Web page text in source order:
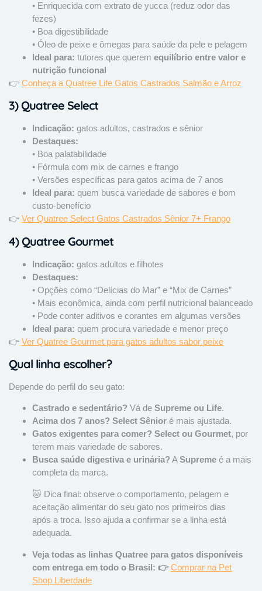
• Enriquecida com extrato de yucca (reduz odor das
fezes)
• Boa digestibilidade
• Óleo de peixe e ômegas para saúde da pele e pelagem
Ideal para: tutores que querem equilíbrio entre valor e
nutrição funcional
👉 Conheça a Quatree Life Gatos Castrados Salmão e Arroz
3)Quatree Select
Indicação: gatos adultos, castrados e sênior
Destaques:
• Boa palatabilidade
• Fórmula com mix de carnes e frango
• Versões específicas para gatos acima de 7 anos
Ideal para: quem busca variedade de sabores e bom
custo-benefício
👉 Ver Quatree Select Gatos Castrados Sênior 7+ Frango
4)Quatree Gourmet
Indicação: gatos adultos e filhotes
Destaques:
• Opções como “Delícias do Mar” e “Mix de Carnes”
• Mais econômica, ainda com perfil nutricional balanceado
• Pode conter aditivos e corantes em algumas versões
Ideal para: quem procura variedade e menor preço
👉 Ver Quatree Gourmet para gatos adultos sabor peixe
Qual linha escolher?
Depende do perfil do seu gato:
Castrado e sedentário? Vá de Supreme ou Life.
Acima dos 7 anos? Select Sênior é mais ajustada.
Gatos exigentes para comer? Select ou Gourmet, por
terem mais variedade de sabores.
Busca saúde digestiva e urinária?ASupreme é a mais
completa da marca.
🐱 Dica final: observe o comportamento, pelagem e
aceitação alimentar do seu gato nos primeiros dias
após a troca. Isso ajuda a confirmar se a linha está
adequada.
Veja todas as linhas Quatree para gatos disponíveis
com entrega em todo o Brasil: 👉Comprar na Pet
Shop Liberdade